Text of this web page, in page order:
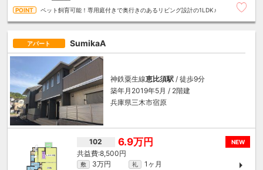
ペット飼育可能！専用庭付きで奥行きのあるリビング設計の1LDK♪
アパート SumikaA
神鉄粟生線恵比須駅/ 徒歩9分
築年月2019年5月 / 2階建
兵庫県三木市宿原
NEW
102 6.9万円
8,500円
敷 3万円 礼
1ヶ月